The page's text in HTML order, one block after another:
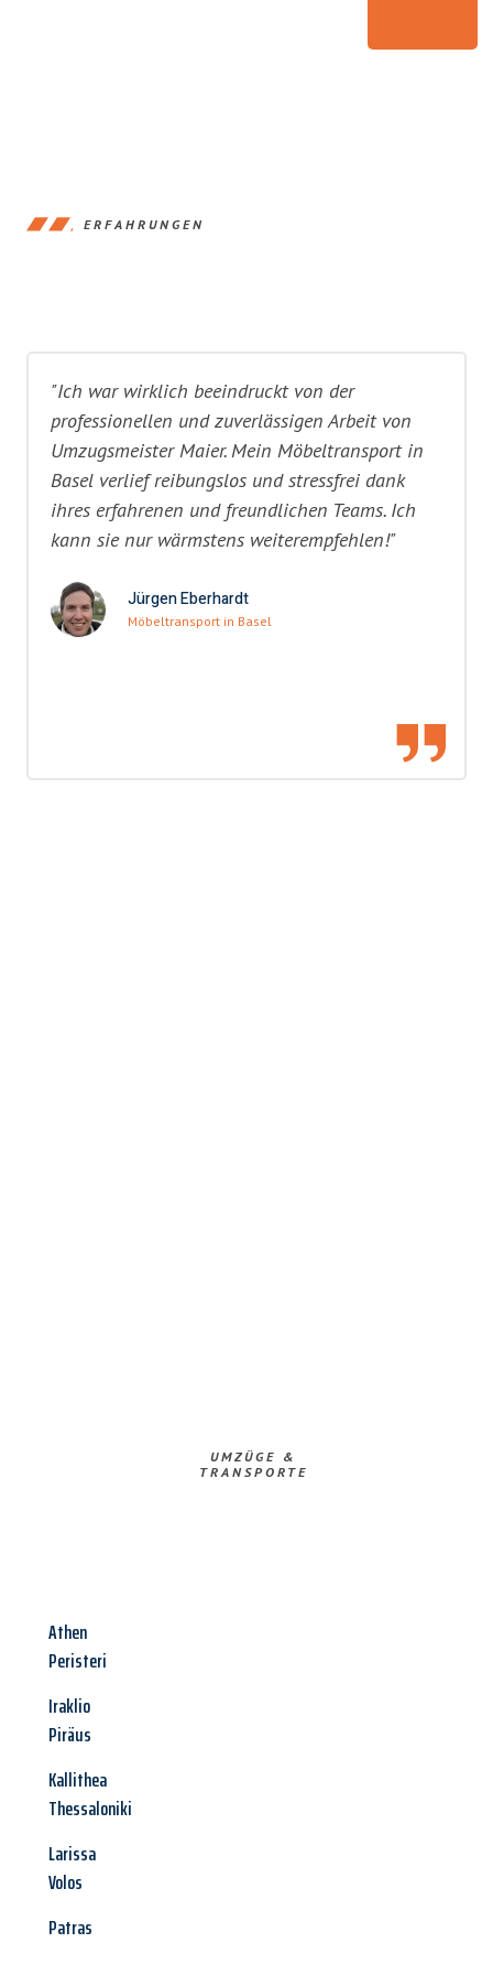
ERFAHRUNGEN
"Ich war wirklich beeindruckt von der
professionellen und zuverlässigen Arbeit von
Umzugsmeister Maier. Mein Möbeltransport in
Basel verlief reibungslos und stressfrei dank
ihres erfahrenen und freundlichen Teams. Ich
kann sie nur wärmstens weiterempfehlen!"
Jürgen Eberhardt
Möbeltransport in Basel
UMZÜGE &
TRANSPORTE
Athen
Peristeri
Iraklio
Piräus
Kallithea
Thessaloniki
Larissa
Volos
Patras